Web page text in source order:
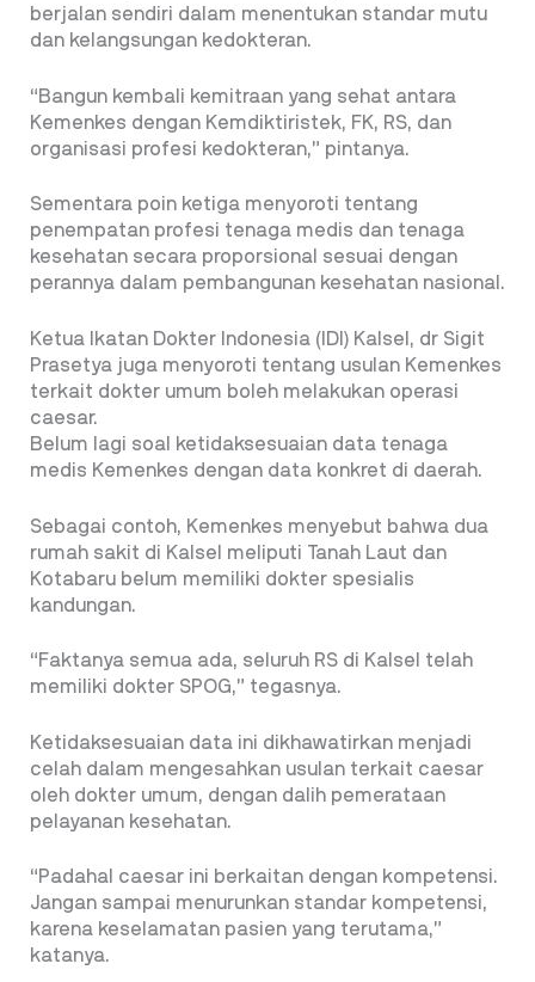
berjalan sendiri dalam menentukan standar mutu
dan kelangsungan kedokteran.
“Bangun kembali kemitraan yang sehat antara
Kemenkes dengan Kemdiktiristek, FK, RS, dan
organisasi profesi kedokteran,” pintanya.
Sementara poin ketiga menyoroti tentang
penempatan profesi tenaga medis dan tenaga
kesehatan secara proporsional sesuai dengan
perannya dalam pembangunan kesehatan nasional.
Ketua Ikatan Dokter Indonesia (IDI) Kalsel, dr Sigit
Prasetya juga menyoroti tentang usulan Kemenkes
terkait dokter umum boleh melakukan operasi
caesar.
Belum lagi soal ketidaksesuaian data tenaga
medis Kemenkes dengan data konkret di daerah.
Sebagai contoh, Kemenkes menyebut bahwa dua
rumah sakit di Kalsel meliputi Tanah Laut dan
Kotabaru belum memiliki dokter spesialis
kandungan.
“Faktanya semua ada, seluruh RS di Kalsel telah
memiliki dokter SPOG,” tegasnya.
Ketidaksesuaian data ini dikhawatirkan menjadi
celah dalam mengesahkan usulan terkait caesar
oleh dokter umum, dengan dalih pemerataan
pelayanan kesehatan.
“Padahal caesar ini berkaitan dengan kompetensi.
Jangan sampai menurunkan standar kompetensi,
karena keselamatan pasien yang terutama,”
katanya.